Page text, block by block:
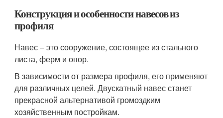
Конструкция и особенности навесов из
профиля
Навес – это сооружение, состоящее из стального
листа, ферм и опор.
В зависимости от размера профиля, его применяют
для различных целей. Двускатный навес станет
прекрасной альтернативой громоздким
хозяйственным постройкам.